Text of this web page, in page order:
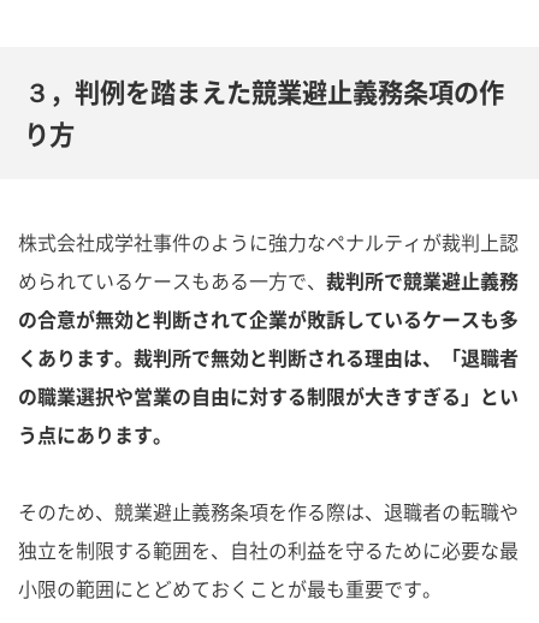
３，判例を踏まえた競業避止義務条項の作
り方
株式会社成学社事件のように強力なペナルティが裁判上認
められているケースもある一方で、 裁判所で競業避止義務
の合意が無効と判断されて企業が敗訴しているケースも多
くあります。裁判所で無効と判断される理由は、「退職者
の職業選択や営業の自由に対する制限が大きすぎる」とい
う点にあります。
そのため、競業避止義務条項を作る際は、退職者の転職や
独立を制限する範囲を、自社の利益を守るために必要な最
小限の範囲にとどめておくことが最も重要です。